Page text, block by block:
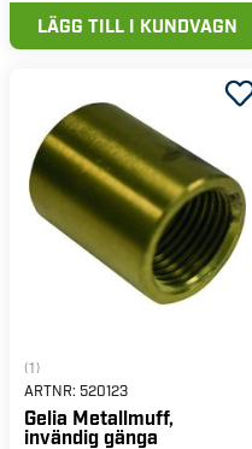
LÄGG TILL I KUNDVAGN
(1)
ARTNR: 520123
Gelia Metallmuff,
invändig gänga